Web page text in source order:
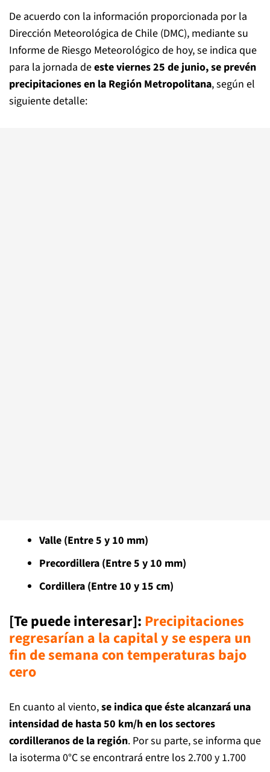
De acuerdo con la información proporcionada por la
Dirección Meteorológica de Chile (DMC), mediante su
Informe de Riesgo Meteorológico de hoy, se indica que
para la jornada deeste viernes 25 de junio, se prevén
precipitaciones en la Región Metropolitana, según el
siguiente detalle:
Valle (Entre 5 y 10 mm)
Precordillera (Entre 5 y 10 mm)
Cordillera (Entre 10 y 15 cm)
[Te puede interesar]: Precipitaciones
regresarían a la capital y se espera un
fin de semana con temperaturas bajo
cero
En cuanto al viento,se indica que éste alcanzará una
intensidad de hasta 50 km/h en los sectores
cordilleranos de la región. Por su parte, se informa que
la isoterma 0°C se encontrará entre los 2.700 y 1.700